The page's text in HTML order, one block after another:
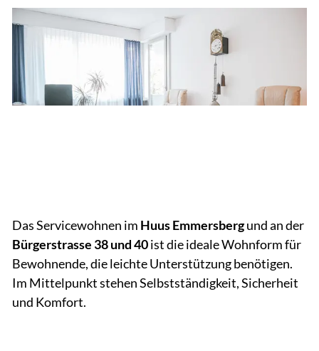
Das Servicewohnen im Huus Emmersbergund an der
Bürgerstrasse 38 und 40ist die ideale Wohnform für
Bewohnende, die leichte Unterstützung benötigen.
Im Mittelpunkt stehen Selbstständigkeit, Sicherheit
und Komfort.